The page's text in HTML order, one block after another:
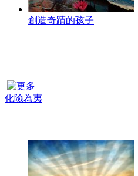
創造奇蹟的孩子
化險為夷